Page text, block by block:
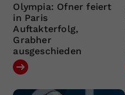
Olympia: Ofner feiert
in Paris
Auftakterfolg,
Grabher
ausgeschieden